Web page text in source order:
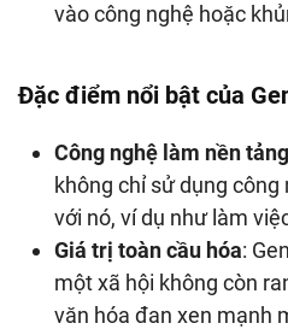
vào công nghệ hoặc
Đặc điểm nổi bật của
Công nghệ làm nền
không chỉ sử dụng
với nó, ví dụ như làm
Giá trị toàn cầu hóa:
một xã hội không còn
văn hóa đan xen mạnh